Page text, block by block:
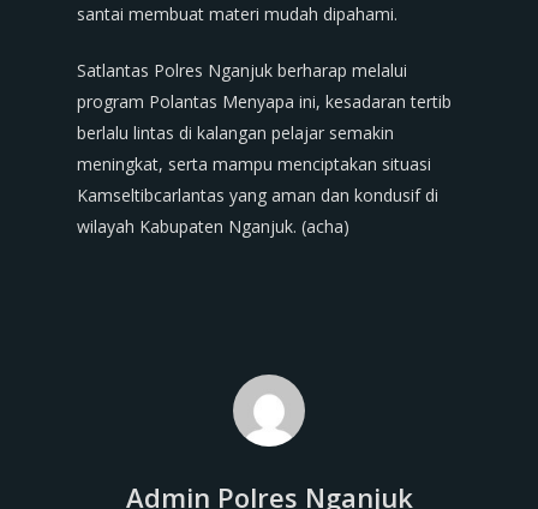
santai membuat materi mudah dipahami.
Satlantas Polres Nganjuk berharap melalui
program Polantas Menyapa ini, kesadaran tertib
berlalu lintas di kalangan pelajar semakin
meningkat, serta mampu menciptakan situasi
Kamseltibcarlantas yang aman dan kondusif di
wilayah Kabupaten Nganjuk. (acha)
Admin Polres Nganjuk